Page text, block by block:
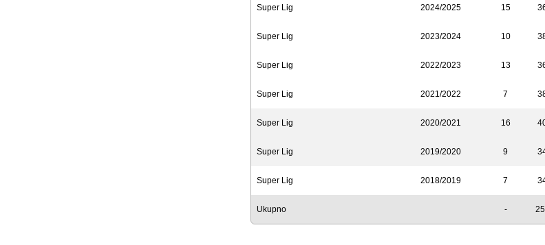
Super Lig 2024/2025 15
Super Lig 2023/2024 10
Super Lig 2022/2023 13
Super Lig 2021/2022 7
Super Lig 2020/2021 16
Super Lig 2019/2020 9
Super Lig 2018/2019 7
Ukupno -